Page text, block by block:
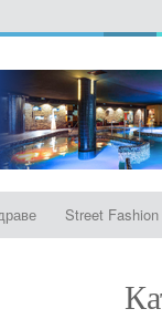
Street Fashion